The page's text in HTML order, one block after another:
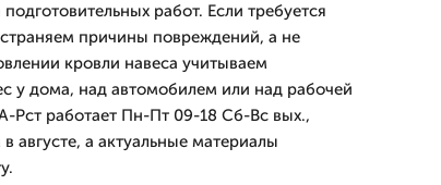
работ. Если требуется
причины повреждений, а не
кровли навеса учитываем
у дома, над автомобилем или над рабочей
работает Пн-Пт 09-18 Сб-Вс вых.,
августе, а актуальные материалы